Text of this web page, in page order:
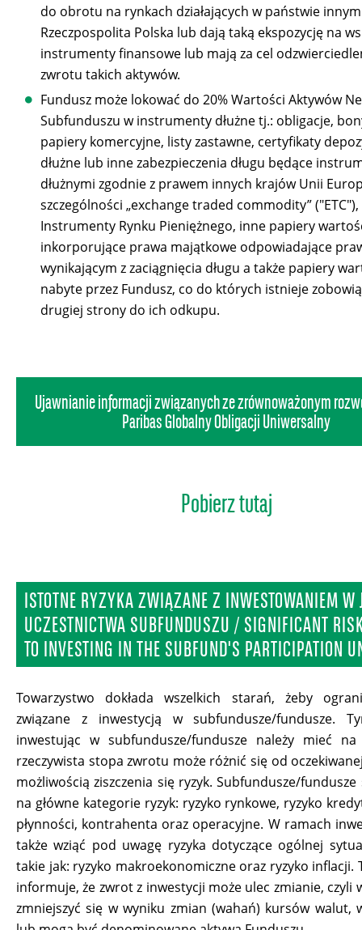
do obrotu na rynkach działających w państwie
Rzeczpospolita Polska lub dają taką ekspozycję na
instrumenty finansowe lub mają za cel
zwrotu takich aktywów.
Fundusz może lokować do 20% Wartości Aktywów
Subfunduszu w instrumenty dłużne tj.: obligacje,
papiery komercyjne, listy zastawne, certyfikaty
dłużne lub inne zabezpieczenia długu będące
dłużnymi zgodnie z prawem innych krajów Unii
szczególności „exchange traded commodity” ("ETC"),
Instrumenty Rynku Pieniężnego, inne papiery
inkorporujące prawa majątkowe odpowiadające
wynikającym z zaciągnięcia długu a także papiery
nabyte przez Fundusz, co do których istnieje
drugiej strony do ich odkupu.
Ujawnianie informacji związanych ze zrównoważonym
Paribas Globalny Obligacji Uniwersalny
Pobierz tutaj
ISTOTNE RYZYKA ZWIĄZANE Z INWESTOWANIEM W
UCZESTNICTWA SUBFUNDUSZU / SIGNIFICANT
TO INVESTING IN THE SUBFUND'S PARTICIPATION
Towarzystwo dokłada wszelkich starań, żeby
związane z inwestycją w subfundusze/fundusze.
inwestując w subfundusze/fundusze należy mieć na
rzeczywista stopa zwrotu może różnić się od
możliwością ziszczenia się ryzyk. Subfundusze/
na główne kategorie ryzyk: ryzyko rynkowe, ryzyko
płynności, kontrahenta oraz operacyjne. W ramach
także wziąć pod uwagę ryzyka dotyczące ogólnej
takie jak: ryzyko makroekonomiczne oraz ryzyko inflacji.
informuje, że zwrot z inwestycji może ulec zmianie, czyli
zmniejszyć się w wyniku zmian (wahań) kursów walut,